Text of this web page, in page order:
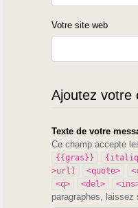
Votre site web
Ajoutez votre
Texte de votre
Ce champ accepte
{{gras}}
>url]
<quote>
<q> <del>
paragraphes, laissez